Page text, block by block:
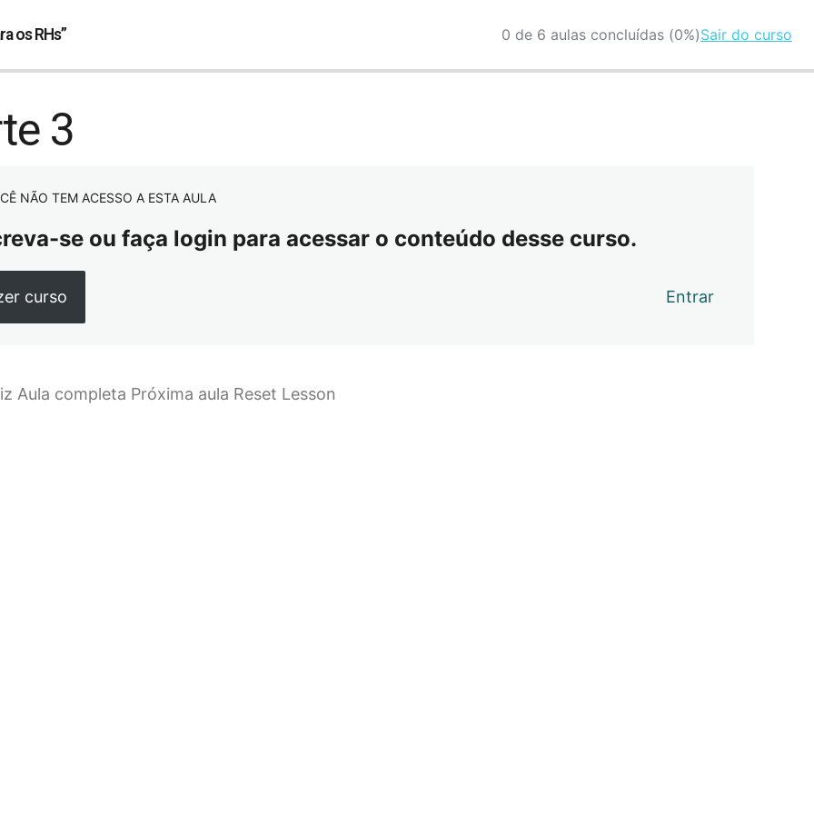
os RHs” 0 de 6 aulas concluídas (0%)Sair do curso
3
NÃO TEM ACESSO A ESTA AULA
se ou faça login para acessar o conteúdo desse curso.
curso Entrar
Aula completa Próxima aula Reset Lesson